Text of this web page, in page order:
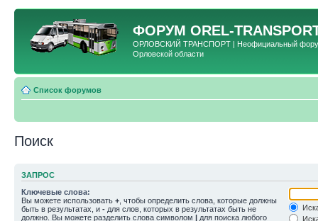
ФОРУМ OREL-
ОРЛОВСКИЙ ТРАНСПОРТ | Неофициальный форум
Орловской области
Список форумов
Поиск
ЗАПРОС
Ключевые слова:
Вы можете использовать + , чтобы определить слова, которые должны
быть в результатах, и - для слов, которых в результатах быть не
должно. Вы можете разделить слова символом | для поиска любого